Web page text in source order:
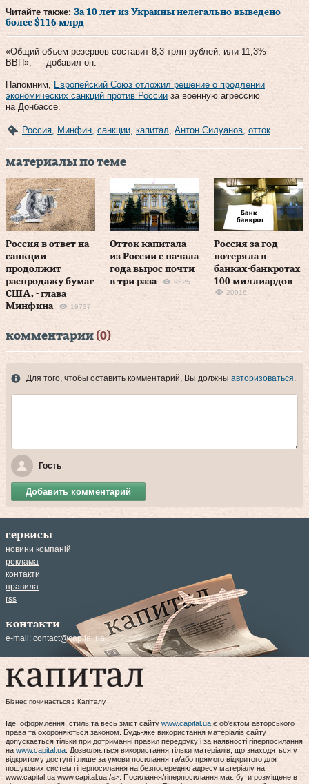
Читайте также: За 10 лет из Украины нелегально выведено
более $116 млрд
«Общий объем резервов составит 8,3 трлн рублей, или 11,3%
ВВП», — добавил он.
Напомним,
Европейский Союз отложил решение о продлении
экономических санкций против России за военную агрессию
на Донбассе.
Россия Минфин санкции капитал Антон Силуанов отток
материалы по теме
Россия в ответ на
санкции
продолжит
распродажу бумаг
США, - глава
Минфина
19737
Отток капитала
из России с начала
года вырос почти
в три раза
9525
Россия за год
потеряла в
банках-банкротах
100 миллиардов
20916
комментарии(0)
Для того, чтобы оставить комментарий, Вы должны авторизоваться.
Гость
Добавить комментарий
сервисы
новини компаній
реклама
контакти
правила
rss
контакти
e-mail: contact@capital.ua
Бізнес починається з Капіталу
Ідеї оформлення, стиль та весь зміст сайту www.capital.ua є об'єктом авторського
права та охороняються законом. Будь-яке використання матеріалів сайту
допускається тільки при дотриманні правил передруку і за наявності гіперпосилання
на www.capital.ua. Дозволяється використання тільки матеріалів, що знаходяться у
відкритому доступі і лише за умови посилання та/або прямого відкритого для
пошукових систем гіперпосилання на безпосередню адресу матеріалу на
www.capital.ua www.capital.ua /a>. Посилання/гіперпосилання має бути розміщене в